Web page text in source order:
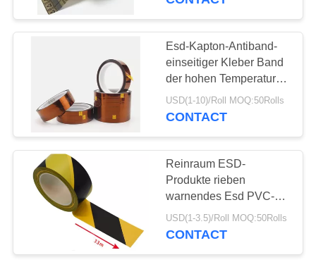
FABRIK-
QUALITÄTSKONTROLLE
TRETEN
SIE
MIT
UNS
VERBINDUNG
Automatische
System-Drehkreuze
50
Geschwindigkeits-
Tor-Drehkreuz
Esd-Kapton-Antiband-
einseitiger Kleber Band
der hohen Temperatur
260℃ statisches
USD(1-10)/Roll MOQ:50Rolls
CONTACT
Reinraum ESD-
Produkte rieben
warnendes Esd PVC-
Boden-Markierungs-
Band-gelbes Schwarzes
USD(1-3.5)/Roll MOQ:50Rolls
CONTACT